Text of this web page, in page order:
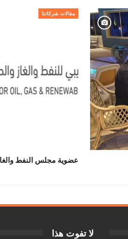
مقالات شركاتنا
عضوية مجلس النفط
شركة السحاب لاستيراد وتصدير
المواد الغذائية
لا تفوت هذا